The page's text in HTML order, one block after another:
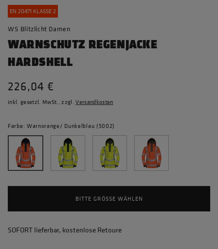
EN 20471 KLASSE 2
WS Blitzlicht Damen
WARNSCHUTZ REGENJACKE
HARDSHELL
226,04 €
inkl. gesetzl. MwSt., zzgl.Versandkosten
Farbe: Warnorange/ Dunkelblau (5002)
BITTE GRÖSSE WÄHLEN
SOFORT lieferbar, kostenlose Retoure